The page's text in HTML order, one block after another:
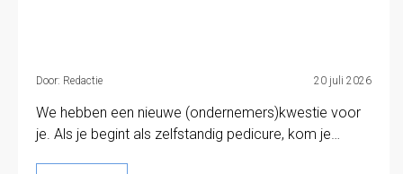
Door: Redactie 20 juli 2026
We hebben een nieuwe (ondernemers)kwestie voor
je. Als je begint als zelfstandig pedicure, kom je…